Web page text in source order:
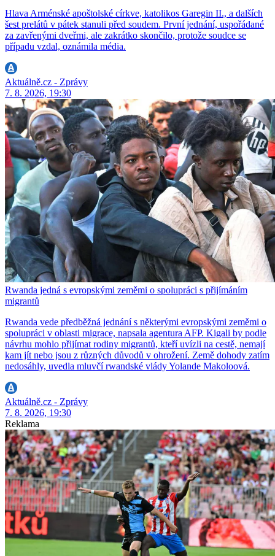
Hlava Arménské apoštolské církve, katolikos Garegin II., a dalších
šest prelátů v pátek stanuli před soudem. První jednání, uspořádané
za zavřenými dveřmi, ale zakrátko skončilo, protože soudce se
případu vzdal, oznámila média.
Aktuálně.cz - Zprávy
7. 8. 2026, 19:30
Rwanda jedná s evropskými zeměmi o spolupráci s přijímáním
migrantů
Rwanda vede předběžná jednání s některými evropskými zeměmi o
spolupráci v oblasti migrace, napsala agentura AFP. Kigali by podle
návrhu mohlo přijímat rodiny migrantů, kteří uvízli na cestě, nemají
kam jít nebo jsou z různých důvodů v ohrožení. Země dohody zatím
nedosáhly, uvedla mluvčí rwandské vlády Yolande Makoloová.
Aktuálně.cz - Zprávy
7. 8. 2026, 19:30
Reklama